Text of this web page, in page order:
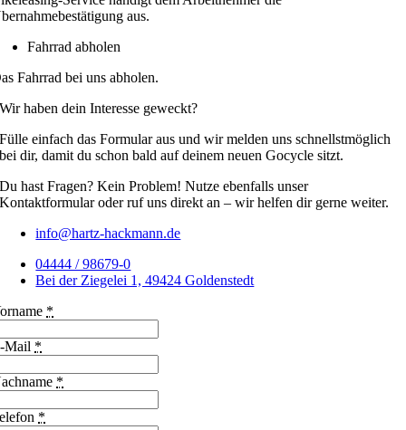
aus.
Fahrrad abholen
Fahrrad bei uns abholen.
Wir haben dein Interesse geweckt?
Fülle einfach das Formular aus und wir melden uns schnellstmöglich
bei dir, damit du schon bald auf deinem neuen Gocycle sitzt.
Du hast Fragen? Kein Problem! Nutze ebenfalls unser
Kontaktformular oder ruf uns direkt an – wir helfen dir gerne weiter.
info@hartz-hackmann.de
04444 / 98679-0
Bei der Ziegelei 1, 49424 Goldenstedt
*
Mail *
*
*